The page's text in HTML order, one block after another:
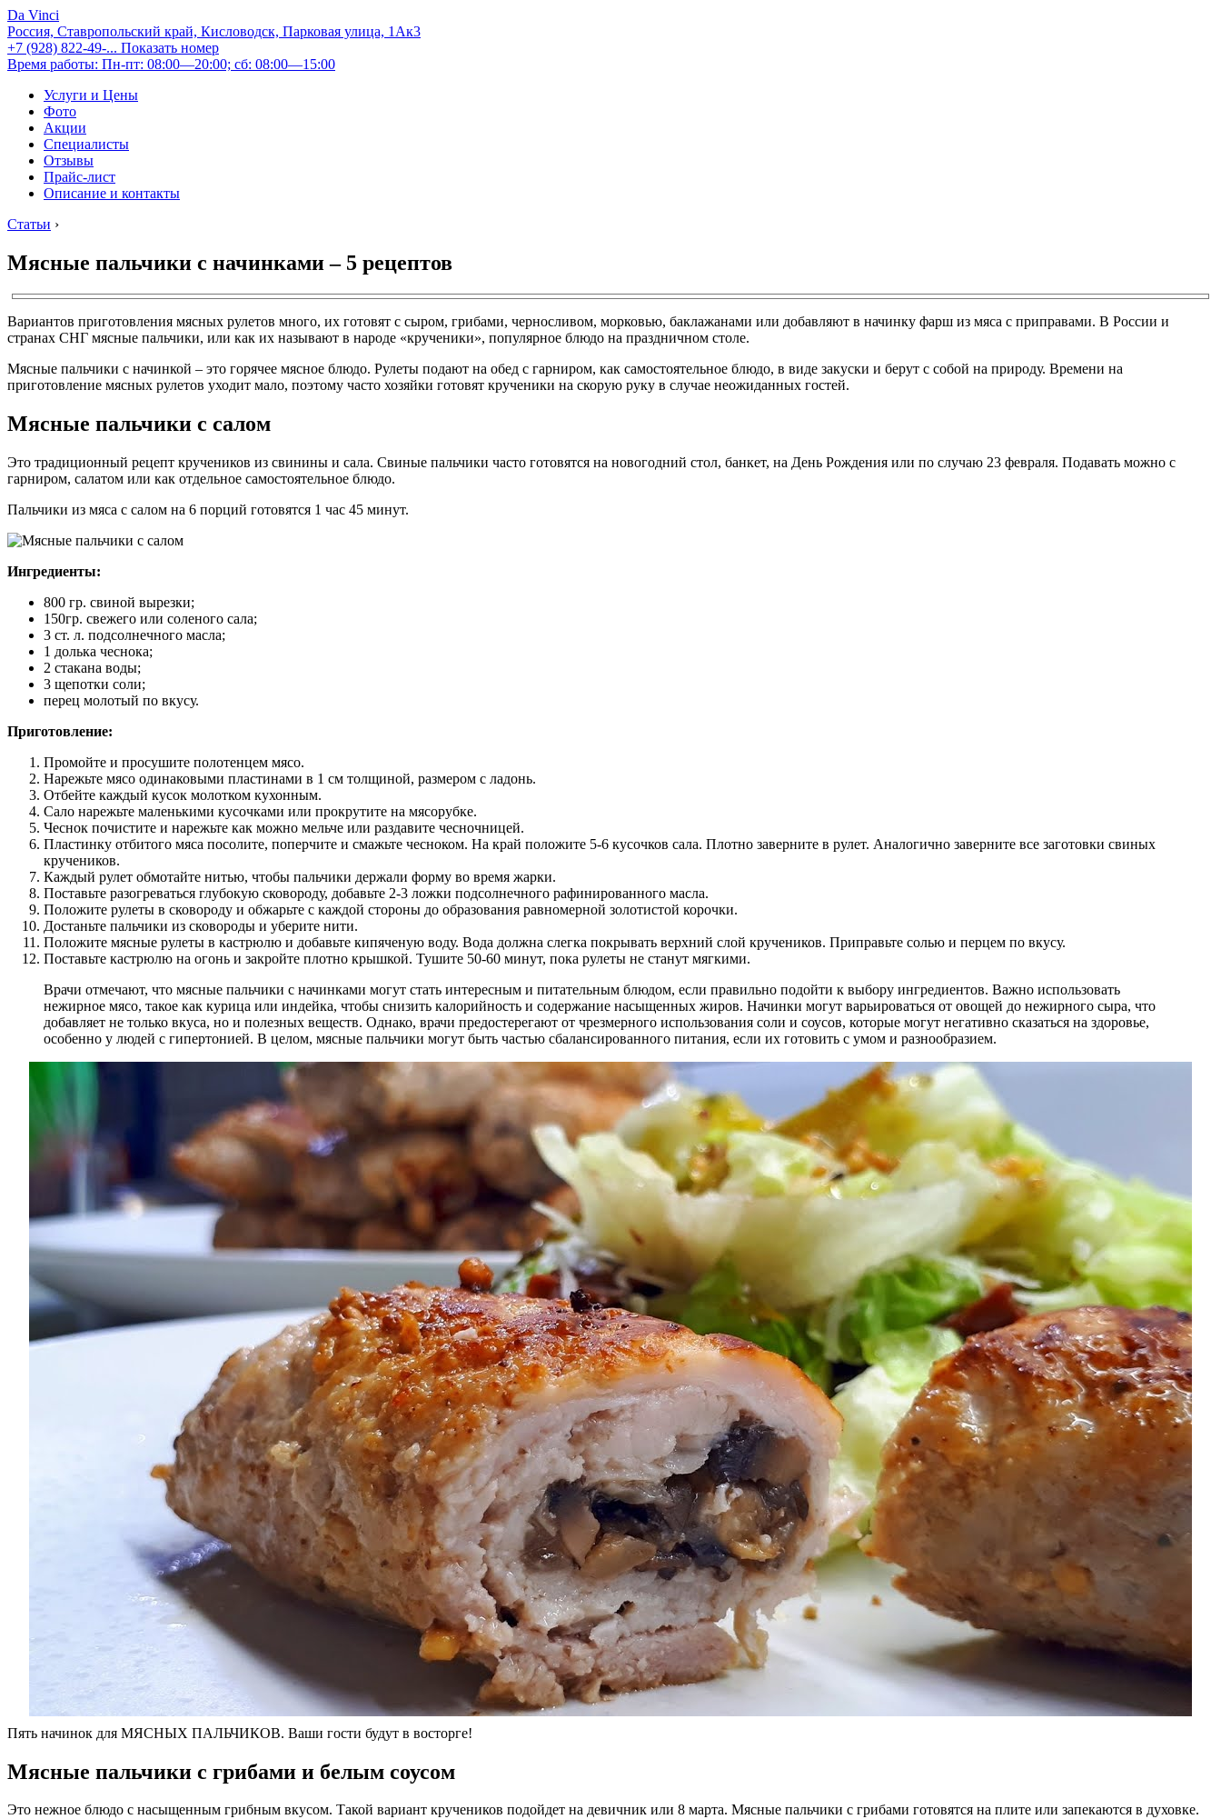
Da Vinci
Россия, Ставропольский край, Кисловодск, Парковая улица, 1Ак3
+7 (928) 822-49-... Показать номер
Время работы: Пн-пт: 08:00—20:00; сб: 08:00—15:00
Услуги и Цены
Фото
Акции
Специалисты
Отзывы
Прайс-лист
Описание и контакты
Статьи ›
Мясные пальчики с начинками – 5 рецептов
Вариантов приготовления мясных рулетов много, их готовят с сыром, грибами, черносливом, морковью, баклажанами или добавляют в начинку фарш из мяса с приправами. В России и
странах СНГ мясные пальчики, или как их называют в народе «крученики», популярное блюдо на праздничном столе.
Мясные пальчики с начинкой – это горячее мясное блюдо. Рулеты подают на обед с гарниром, как самостоятельное блюдо, в виде закуски и берут с собой на природу. Времени на
приготовление мясных рулетов уходит мало, поэтому часто хозяйки готовят крученики на скорую руку в случае неожиданных гостей.
Мясные пальчики с салом
Это традиционный рецепт кручеников из свинины и сала. Свиные пальчики часто готовятся на новогодний стол, банкет, на День Рождения или по случаю 23 февраля. Подавать можно с
гарниром, салатом или как отдельное самостоятельное блюдо.
Пальчики из мяса с салом на 6 порций готовятся 1 час 45 минут.
Ингредиенты:
800 гр. свиной вырезки;
150гр. свежего или соленого сала;
3 ст. л. подсолнечного масла;
1 долька чеснока;
2 стакана воды;
3 щепотки соли;
перец молотый по вкусу.
Приготовление:
Промойте и просушите полотенцем мясо.
Нарежьте мясо одинаковыми пластинами в 1 см толщиной, размером с ладонь.
Отбейте каждый кусок молотком кухонным.
Сало нарежьте маленькими кусочками или прокрутите на мясорубке.
Чеснок почистите и нарежьте как можно мельче или раздавите чесночницей.
Пластинку отбитого мяса посолите, поперчите и смажьте чесноком. На край положите 5-6 кусочков сала. Плотно заверните в рулет. Аналогично заверните все заготовки свиных
кручеников.
Каждый рулет обмотайте нитью, чтобы пальчики держали форму во время жарки.
Поставьте разогреваться глубокую сковороду, добавьте 2-3 ложки подсолнечного рафинированного масла.
Положите рулеты в сковороду и обжарьте с каждой стороны до образования равномерной золотистой корочки.
Достаньте пальчики из сковороды и уберите нити.
Положите мясные рулеты в кастрюлю и добавьте кипяченую воду. Вода должна слегка покрывать верхний слой кручеников. Приправьте солью и перцем по вкусу.
Поставьте кастрюлю на огонь и закройте плотно крышкой. Тушите 50-60 минут, пока рулеты не станут мягкими.
Врачи отмечают, что мясные пальчики с начинками могут стать интересным и питательным блюдом, если правильно подойти к выбору ингредиентов. Важно использовать
нежирное мясо, такое как курица или индейка, чтобы снизить калорийность и содержание насыщенных жиров. Начинки могут варьироваться от овощей до нежирного сыра, что
добавляет не только вкуса, но и полезных веществ. Однако, врачи предостерегают от чрезмерного использования соли и соусов, которые могут негативно сказаться на здоровье,
особенно у людей с гипертонией. В целом, мясные пальчики могут быть частью сбалансированного питания, если их готовить с умом и разнообразием.
Пять начинок для МЯСНЫХ ПАЛЬЧИКОВ. Ваши гости будут в восторге!
Мясные пальчики с грибами и белым соусом
Это нежное блюдо с насыщенным грибным вкусом. Такой вариант кручеников подойдет на девичник или 8 марта. Мясные пальчики с грибами готовятся на плите или запекаются в духовке.